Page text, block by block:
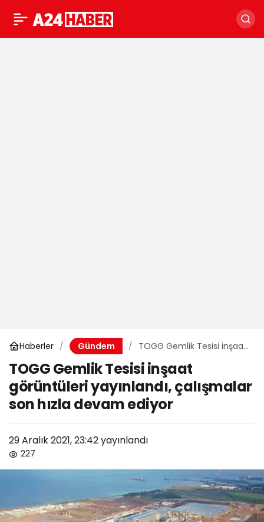
Haberler Gündem
TOGG Gemlik Tesisi inşaat
çalışmalar son hızla
devam ediyor
TOGG Gemlik Tesisi inşaat
görüntüleri yayınlandı, çalışmalar
son hızla devam ediyor
29 Aralık 2021, 23:42yayınlandı
227